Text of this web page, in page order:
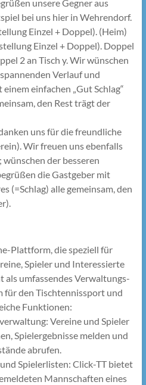
unsere Gegner aus
bei uns hier in Wehrendorf.
Einzel + Doppel). (Heim)
Einzel + Doppel). Doppel
2 an Tisch y. Wir wünschen
Verlauf und
einfachen „Gut Schlag“
den Rest trägt der
uns für die freundliche
Wir freuen uns ebenfalls
wünschen der besseren
die Gastgeber mit
(=Schlag) alle gemeinsam, den
Plattform, die speziell für
Spieler und Interessierte
als umfassendes Verwaltungs-
für den Tischtennissport und
Funktionen:
Vereine und Spieler
Spielergebnisse melden und
abrufen.
Spielerlisten: Click-TT bietet
Mannschaften eines